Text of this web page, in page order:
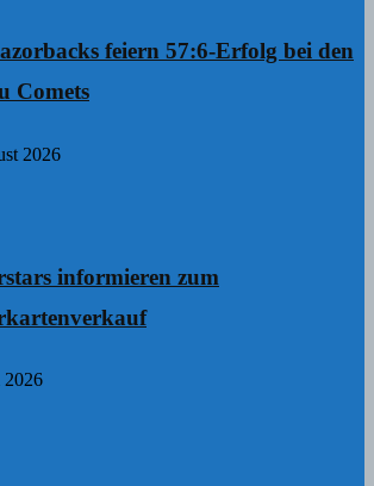
feiern 57:6-Erfolg bei den
Comets
2026
informieren zum
2026